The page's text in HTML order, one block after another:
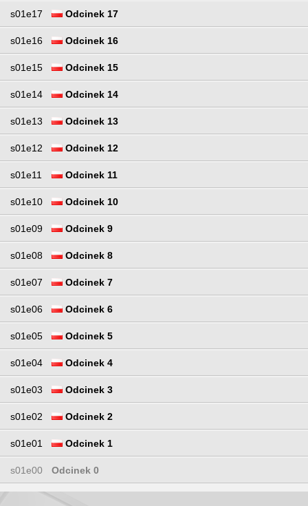
s01e17 Odcinek 17
s01e16 Odcinek 16
s01e15 Odcinek 15
s01e14 Odcinek 14
s01e13 Odcinek 13
s01e12 Odcinek 12
s01e11 Odcinek 11
s01e10 Odcinek 10
s01e09 Odcinek 9
s01e08 Odcinek 8
s01e07 Odcinek 7
s01e06 Odcinek 6
s01e05 Odcinek 5
s01e04 Odcinek 4
s01e03 Odcinek 3
s01e02 Odcinek 2
s01e01 Odcinek 1
s01e00 Odcinek 0